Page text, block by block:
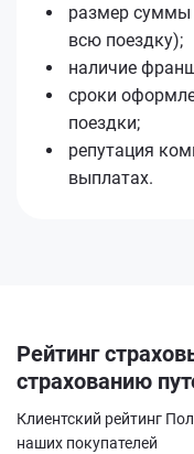
размер суммы
всю поездку);
наличие
сроки
поездки;
репутация
выплатах.
Рейтинг
страхованию
Клиентский рейтинг
наших покупателей